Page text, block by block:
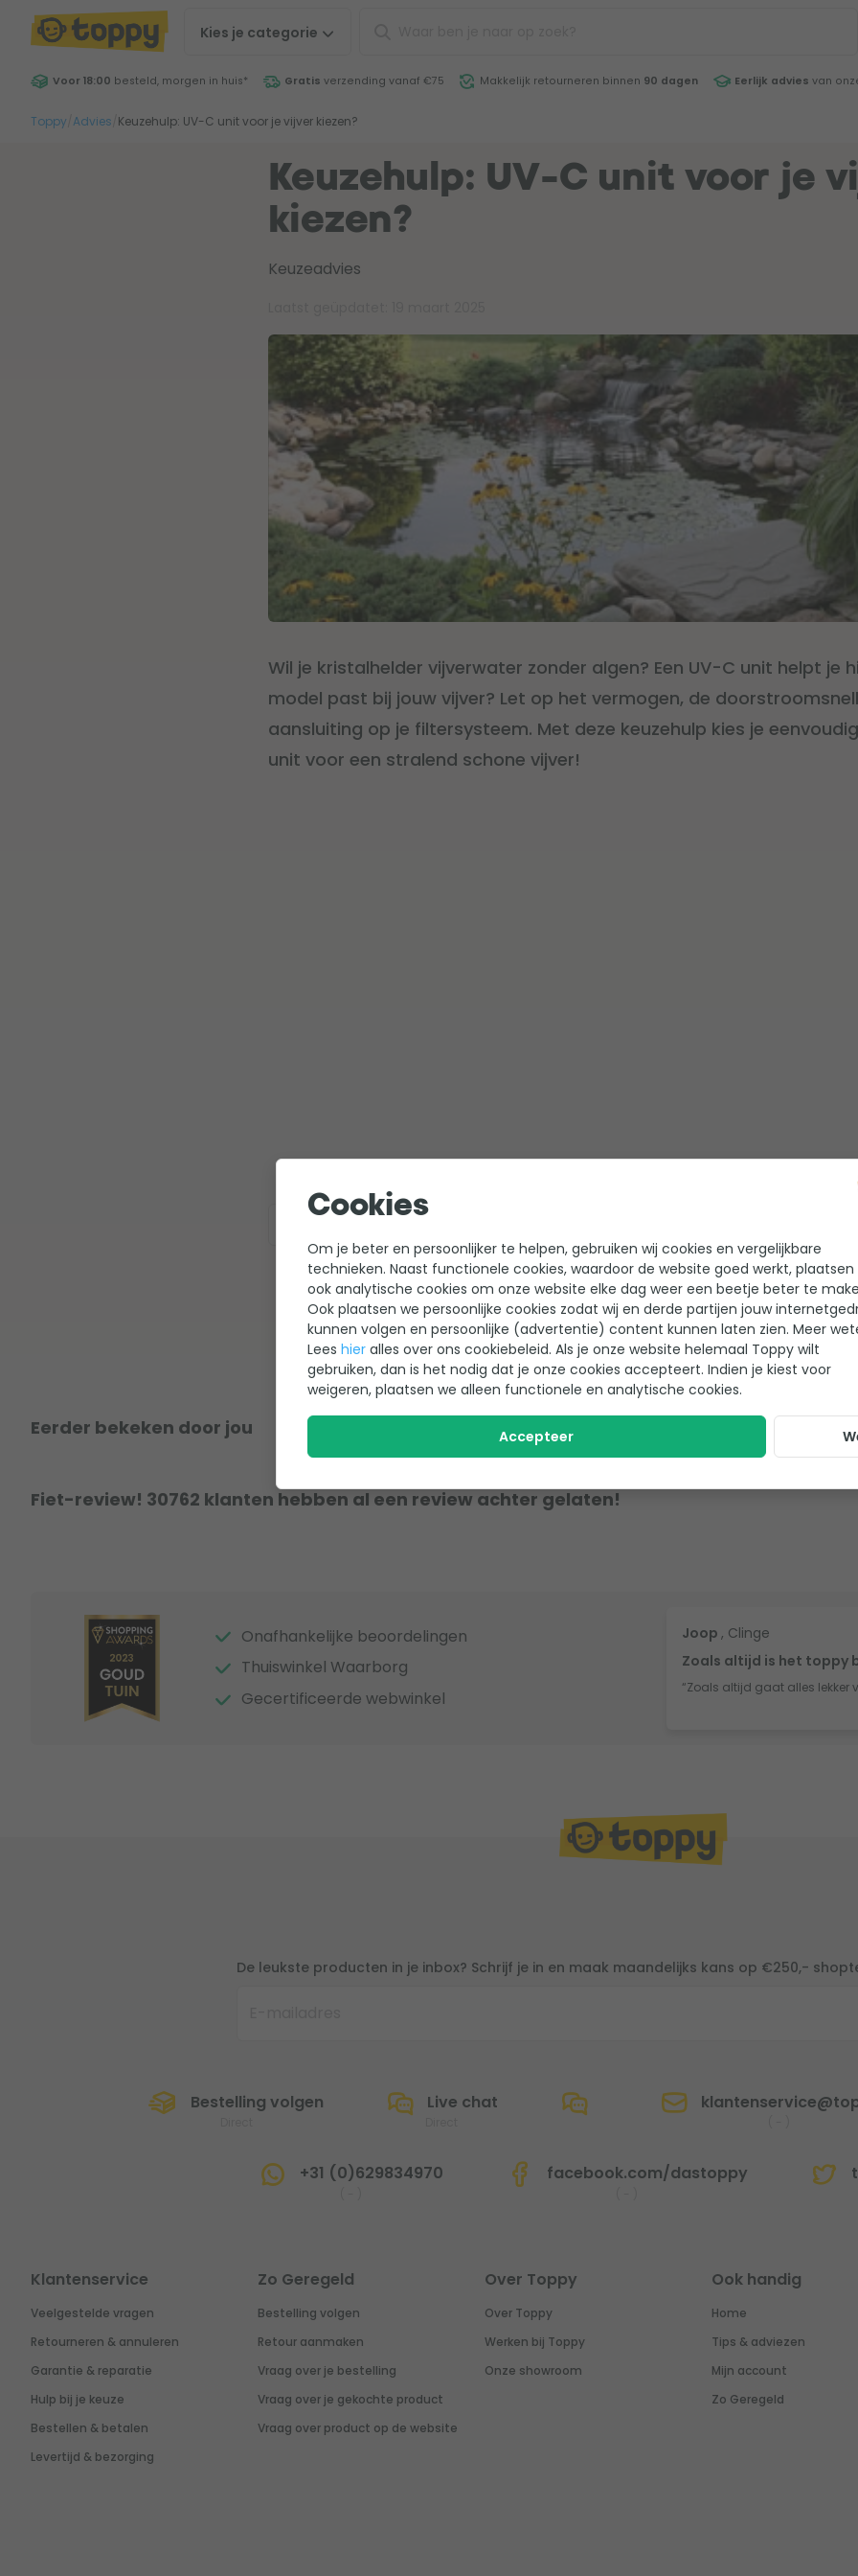
Kies je categorie
Voor 18:00 besteld, morgen in huis* Gratis verzending vanaf €75 Makkelijk retourneren binnen 90 dagen Eerlijk advies van
Toppy Advies Keuzehulp: UV-C unit voor je vijver kiezen?
Keuzehulp: UV-C unit voor je
kiezen?
Keuzeadvies
Wil je kristalhelder vijverwater zonder algen? Een UV-C unit helpt je
model past bij jouw vijver? Let op het vermogen, de
aansluiting op je filtersysteem. Met deze keuzehulp kies je
unit voor een stralend schone vijver!
Deel dit artikel
Eerder bekeken door jou
Fiet-review! 30762 klanten hebben al een review achter gelaten!
Onafhankelijke beoordelingen
Thuiswinkel Waarborg
Gecertificeerde webwinkel
Joop , Clinge
Zoals altijd is het toppy
“Zoals altijd gaat alles lekker
De leukste producten in je inbox? Schrijf je in en maak maandelijks kans op €250,-
Bestelling volgen Live chat
+31 (0)629834970 facebook.com/dastoppy
Klantenservice
Veelgestelde vragen
Retourneren & annuleren
Garantie & reparatie
Hulp bij je keuze
Bestellen & betalen
Levertijd & bezorging
Zo Geregeld
Bestelling volgen
Retour aanmaken
Vraag over je bestelling
Vraag over je gekochte product
Vraag over product op de website
Over Toppy
Over Toppy
Werken bij Toppy
Onze showroom
Ook handig
Home
Tips & adviezen
Mijn account
Zo Geregeld
Cookies
Om je beter en persoonlijker te helpen, gebruiken wij cookies en vergelijkbare
technieken. Naast functionele cookies, waardoor de website goed werkt, plaatsen
ook analytische cookies om onze website elke dag weer een beetje beter te
Ook plaatsen we persoonlijke cookies zodat wij en derde partijen jouw
kunnen volgen en persoonlijke (advertentie) content kunnen laten zien. Meer
Lees hier alles over ons cookiebeleid. Als je onze website helemaal Toppy wilt
gebruiken, dan is het nodig dat je onze cookies accepteert. Indien je kiest voor
weigeren, plaatsen we alleen functionele en analytische cookies.
Accepteer